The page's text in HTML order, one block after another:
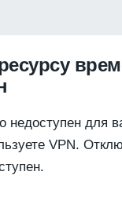
недоступен для
VPN.